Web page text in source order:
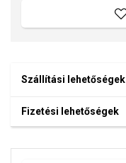
Szállítási lehetőségek
Fizetési lehetőségek